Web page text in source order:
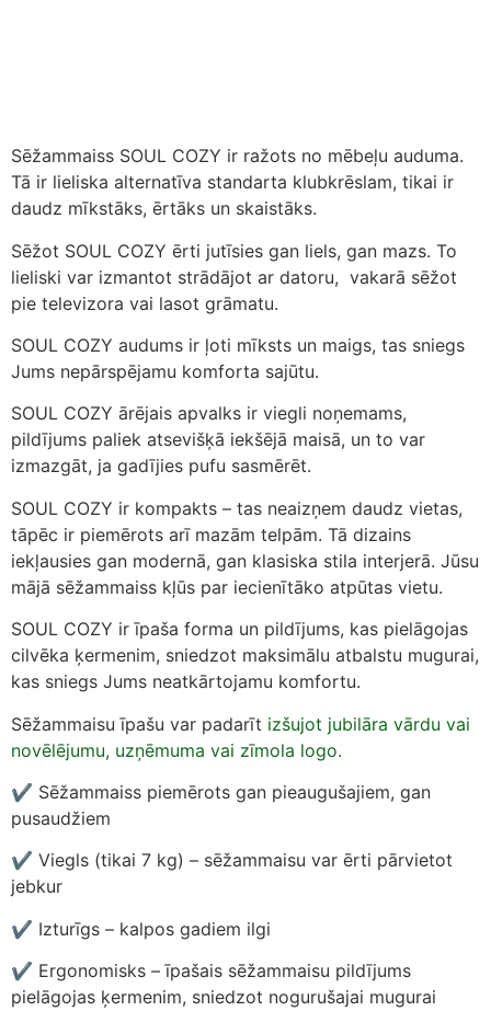
Sēžammaiss SOUL COZY ir ražots no mēbeļu auduma.
Tā ir lieliska alternatīva standarta klubkrēslam, tikai ir
daudz mīkstāks, ērtāks un skaistāks.
Sēžot SOUL COZY ērti jutīsies gan liels, gan mazs. To
lieliski var izmantot strādājot ar datoru, vakarā sēžot
pie televizora vai lasot grāmatu.
SOUL COZY audums ir ļoti mīksts un maigs, tas sniegs
Jums nepārspējamu komforta sajūtu.
SOUL COZY ārējais apvalks ir viegli noņemams,
pildījums paliek atsevišķā iekšējā maisā, un to var
izmazgāt, ja gadījies pufu sasmērēt.
SOUL COZY ir kompakts – tas neaizņem daudz vietas,
tāpēc ir piemērots arī mazām telpām. Tā dizains
iekļausies gan modernā, gan klasiska stila interjerā. Jūsu
mājā sēžammaiss kļūs par iecienītāko atpūtas vietu.
SOUL COZY ir īpaša forma un pildījums, kas pielāgojas
cilvēka ķermenim, sniedzot maksimālu atbalstu mugurai,
kas sniegs Jums neatkārtojamu komfortu.
Sēžammaisu īpašu var padarīt izšujot jubilāra vārdu vai
novēlējumu, uzņēmuma vai zīmola logo.
✔ Sēžammaiss piemērots gan pieaugušajiem, gan
pusaudžiem
✔ Viegls (tikai 7 kg) – sēžammaisu var ērti pārvietot
jebkur
✔ Izturīgs – kalpos gadiem ilgi
✔ Ergonomisks – īpašais sēžammaisu pildījums
pielāgojas ķermenim, sniedzot nogurušajai mugurai